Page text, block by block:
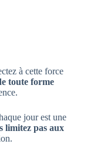
à cette force
toute forme
jour est une
limitez pas aux